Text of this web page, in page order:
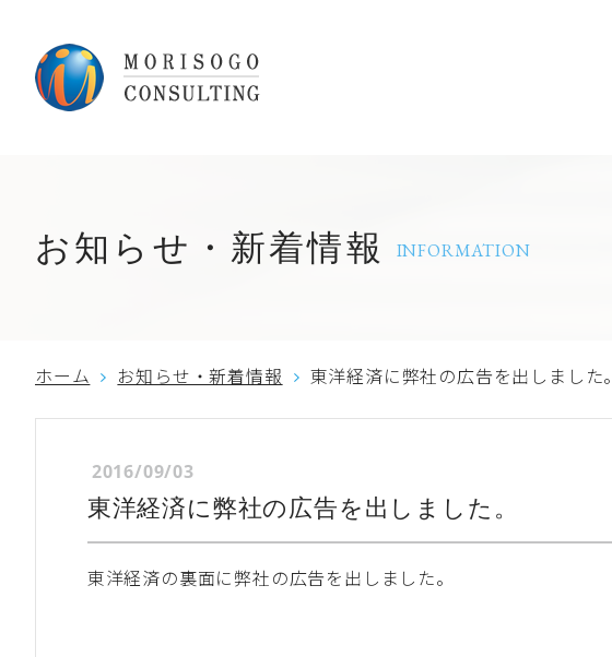
お知らせ・新着情報 INFORMATION
ホーム お知らせ・新着情報 東洋経済に弊社の広告を出しました。
2016/09/03
東洋経済に弊社の広告を出しました。
東洋経済の裏面に弊社の広告を出しました。